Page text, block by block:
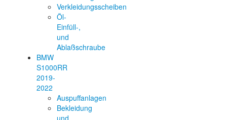
Verkleidungsscheiben
Öl-
Einfüll-,
und
Ablaßschraube
BMW
S1000RR
2019-
2022
Auspuffanlagen
Bekleidung
und